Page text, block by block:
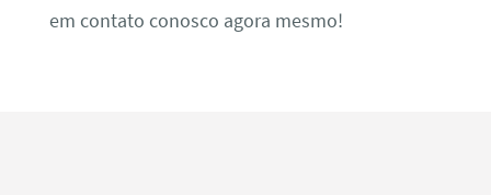
em contato conosco agora mesmo!